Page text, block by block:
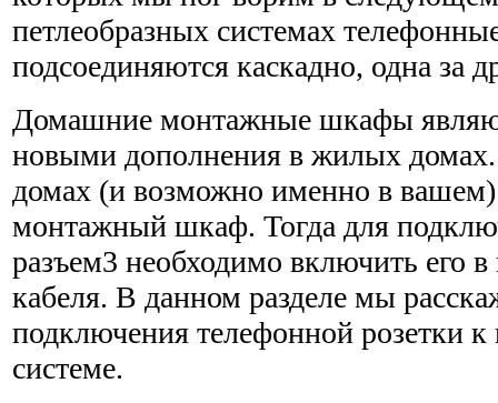
петлеобразных системах
подсоединяются каскадно, одна за
Домашние монтажные шкафы
новыми дополнения в жилых
домах (и возможно именно в
монтажный шкаф. Тогда для
разъем3 необходимо включить его
кабеля. В данном разделе мы
подключения телефонной розетки к
системе.